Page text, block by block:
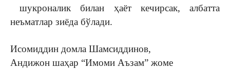
шукроналик билан ҳаёт кечирсак, албатта
неъматлар зиёда бўлади.
Исомиддин домла Шамсиддинов,
Андижон шаҳар “Имоми Аъзам” жоме